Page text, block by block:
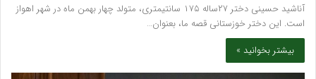
آناشید حسینی دختر ۲۷ساله ۱۷۵ سانتیمتری، متولد چهار بهمن ماه در شهر اهواز
است. این دختر خوزستانی قصه ما، بعنوان…
بیشتر بخوانید »